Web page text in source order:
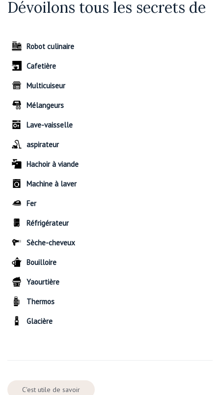
Dévoilons tous les secrets de
Robot culinaire
Cafetière
Multicuiseur
Mélangeurs
Lave-vaisselle
aspirateur
Hachoir à viande
Machine à laver
Fer
Réfrigérateur
Sèche-cheveux
Bouilloire
Yaourtière
Thermos
Glacière
C'est utile de savoir